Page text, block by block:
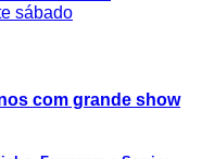
com grande show